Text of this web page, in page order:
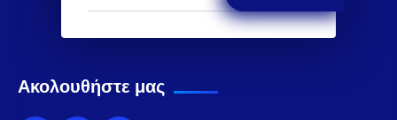
Ακολουθήστε μας